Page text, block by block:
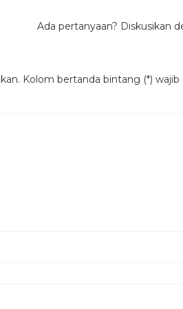
Whitecoffee
Ada pertanyaan? Diskusikan
Kolom bertanda bintang (*) wajib